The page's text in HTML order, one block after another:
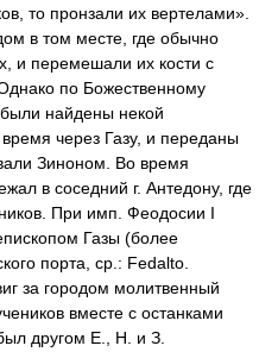
то пронзали их вертелами».
в том месте, где обычно
и перемешали их кости с
по Божественному
найдены некой
через Газу, и переданы
Зиноном. Во время
в соседний г. Антедону, где
При имп. Феодосии I
Газы (более
порта, ср.: Fedalto.
за городом молитвенный
вместе с останками
другом Е., Н. и З.